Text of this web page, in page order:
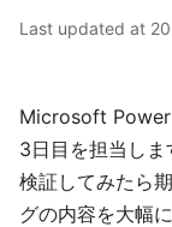
Last updated at
Microsoft
3日目を担当しま
検証してみたら
グの内容を大幅